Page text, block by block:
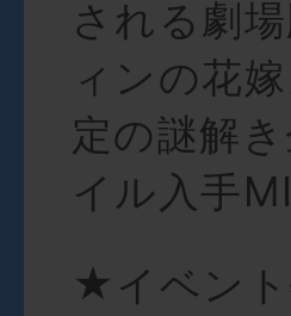
される劇
ィンの花
定の謎解
イル入手
★イベン